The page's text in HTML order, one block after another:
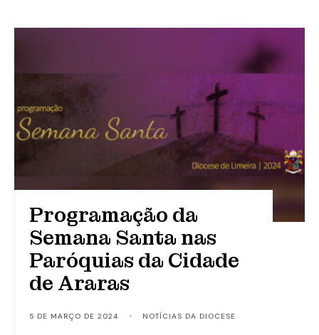
Programação da
Semana Santa nas
Paróquias da Cidade
de Araras
5 DE MARÇO DE 2024 • NOTÍCIAS DA DIOCESE